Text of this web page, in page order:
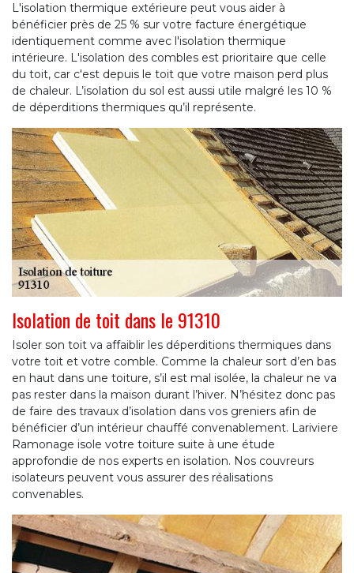
L'isolation thermique extérieure peut vous aider à
bénéficier près de 25 % sur votre facture énergétique
identiquement comme avec l'isolation thermique
intérieure. L'isolation des combles est prioritaire que celle
du toit, car c'est depuis le toit que votre maison perd plus
de chaleur. L’isolation du sol est aussi utile malgré les 10 %
de déperditions thermiques qu’il représente.
Isolation de toit dans le 91310
Isoler son toit va affaiblir les déperditions thermiques dans
votre toit et votre comble. Comme la chaleur sort d’en bas
en haut dans une toiture, s’il est mal isolée, la chaleur ne va
pas rester dans la maison durant l’hiver. N’hésitez donc pas
de faire des travaux d’isolation dans vos greniers afin de
bénéficier d’un intérieur chauffé convenablement. Lariviere
Ramonage isole votre toiture suite à une étude
approfondie de nos experts en isolation. Nos couvreurs
isolateurs peuvent vous assurer des réalisations
convenables.